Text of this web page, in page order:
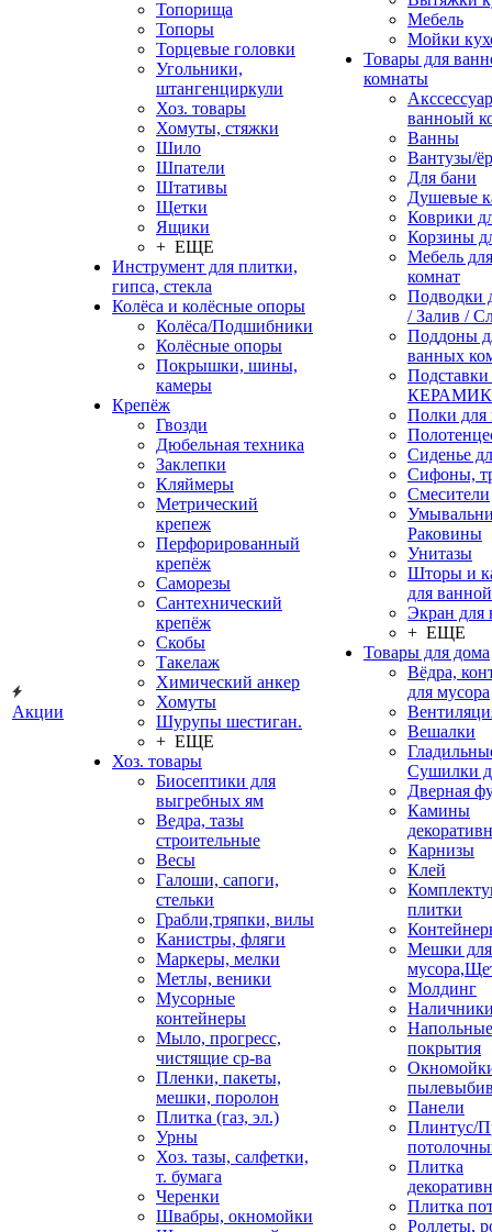
Акции
Топорища
Топоры
Торцевые головки
Угольники,
штангенциркули
Хоз. товары
Хомуты, стяжки
Шило
Шпатели
Штативы
Щетки
Ящики
+ ЕЩЕ
Инструмент для плитки,
гипса, стекла
Колёса и колёсные опоры
Колёса/Подшибники
Колёсные опоры
Покрышки, шины,
камеры
Крепёж
Гвозди
Дюбельная техника
Заклепки
Кляймеры
Метрический
крепеж
Перфорированный
крепёж
Саморезы
Сантехнический
крепёж
Скобы
Такелаж
Химический анкер
Хомуты
Шурупы шестиган.
+ ЕЩЕ
Хоз. товары
Биосептики для
выгребных ям
Ведра, тазы
строительные
Весы
Галоши, сапоги,
стельки
Грабли,тряпки, вилы
Канистры, фляги
Маркеры, мелки
Метлы, веники
Мусорные
контейнеры
Мыло, прогресс,
чистящие ср-ва
Пленки, пакеты,
мешки, поролон
Плитка (газ, эл.)
Урны
Хоз. тазы, салфетки,
т. бумага
Черенки
Швабры, окномойки
Мебель
Мойки
Товары для
комнаты
ванноый
Ванны
Вантузы/
Для бани
Душевые
Коврики
Корзины
Мебель
комнат
Подводки
/ Залив /
Поддоны
ванных
Полки для
Сиденье
Сифоны,
Смесители
Раковины
Унитазы
Шторы и
для ванной
Экран для
+ ЕЩЕ
Товары для дома
Вёдра,
для мусора
Вешалки
Сушилки
Дверная
Камины
Карнизы
Клей
плитки
Мешки для
Молдинг
Напольные
покрытия
Панели
Плинтус/
Плитка
Плитка
Роллеты,